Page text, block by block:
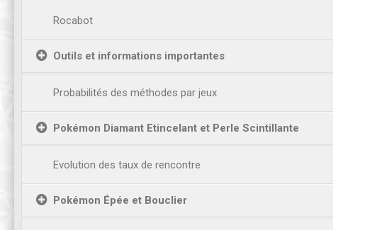
Rocabot
Outils et informations importantes
Probabilités des méthodes par jeux
Pokémon Diamant Etincelant et Perle Scintillante
Evolution des taux de rencontre
Pokémon Épée et Bouclier